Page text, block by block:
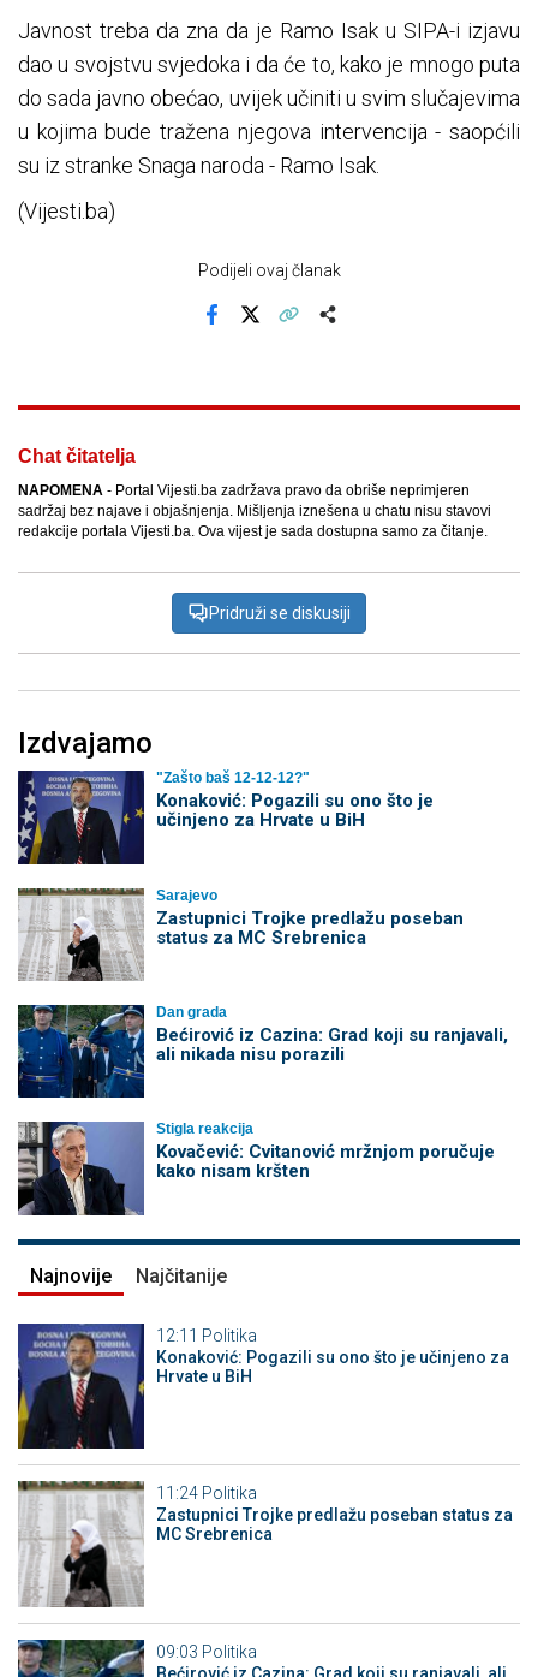
Javnost treba da zna da je Ramo Isak u SIPA-i izjavu
dao u svojstvu svjedoka i da će to, kako je mnogo puta
do sada javno obećao, uvijek učiniti u svim slučajevima
u kojima bude tražena njegova intervencija - saopćili
su iz stranke Snaga naroda - Ramo Isak.
(Vijesti.ba)
Podijeli ovaj članak
Chat čitatelja
NAPOMENA - Portal Vijesti.ba zadržava pravo da obriše neprimjeren
sadržaj bez najave i objašnjenja. Mišljenja iznešena u chatu nisu stavovi
redakcije portala Vijesti.ba. Ova vijest je sada dostupna samo za čitanje.
Pridruži se diskusiji
Izdvajamo
"Zašto baš 12-12-12?"
Konaković: Pogazili su ono što je
učinjeno za Hrvate u BiH
Sarajevo
Zastupnici Trojke predlažu poseban
status za MC Srebrenica
Dan grada
Bećirović iz Cazina: Grad koji su ranjavali,
ali nikada nisu porazili
Stigla reakcija
Kovačević: Cvitanović mržnjom poručuje
kako nisam kršten
Najnovije Najčitanije
12:11 Politika
Konaković: Pogazili su ono što je učinjeno za
Hrvate u BiH
11:24 Politika
Zastupnici Trojke predlažu poseban status za
MC Srebrenica
09:03 Politika